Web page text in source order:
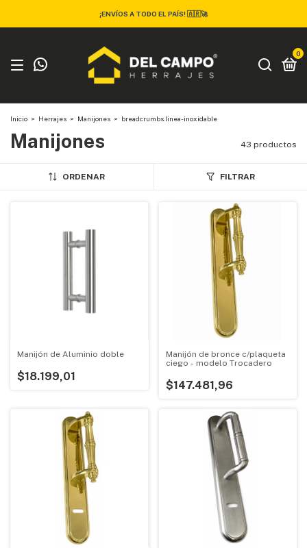
¡ENVÍOS A TODO EL PAÍS! 🇦🇷🚀
0
Inicio > Herrajes > Manijones > breadcrumbs.linea-inoxidable
Manijones 43 productos
ORDENAR FILTRAR
Manijón de Aluminio doble
$18.199,01
Manijón de bronce c/plaqueta
ciego - modelo Trocadero
$147.481,96